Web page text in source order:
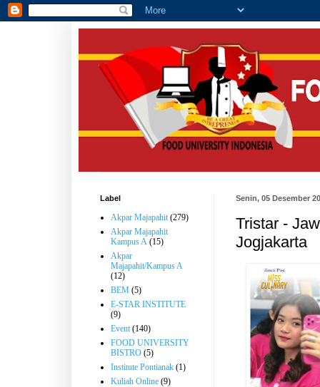
Senin, 05 Desember
Tristar -
Jogjakarta
Label
Akpar Majapahit (279)
Akpar Majapahit
Kampus A (15)
Akpar
Majapahit/Kampus A
(12)
BEM (5)
E-STAR INSTITUTE
(9)
Event (140)
FOOD UNIVERSITY
BISTRO (5)
Institute Pontianak (1)
Kuliah Online (9)